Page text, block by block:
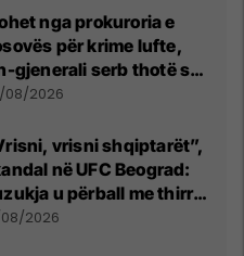
nga prokuroria e
për krime lufte,
gjenerali serb thotë se
e tradhtoi në
08/2026
vrisni shqiptarët”,
në UFC Beograd:
u përball me thirrje
shqiptare nga
08/2026